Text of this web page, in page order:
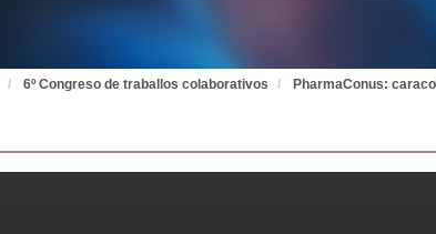
6º Congreso de traballos colaborativos PharmaConus: